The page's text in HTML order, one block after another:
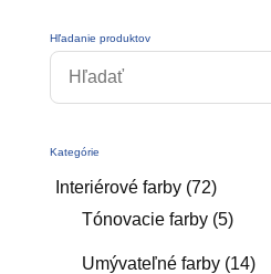
Hľadanie produktov
Kategórie
Interiérové farby (72)
Tónovacie farby (5)
Umývateľné farby (14)